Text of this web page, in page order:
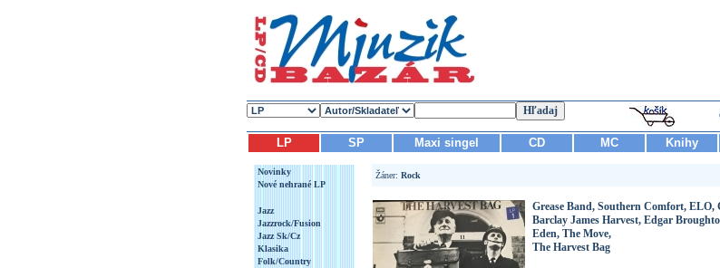
LP SP Maxi singel CD MC Knihy
Novinky
Nové nehrané LP
Jazz
Jazzrock/Fusion
Jazz Sk/Cz
Klasika
Folk/Country
Žáner: Rock
Grease Band, Southern Comfort, ELO,
Barclay James Harvest, Edgar
Eden, The Move,
The Harvest Bag